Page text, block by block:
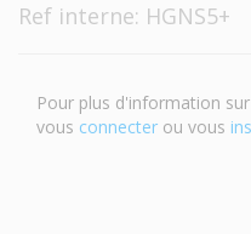
Ref interne: HGNS5+
Pour plus d'information
vous connecter ou vous